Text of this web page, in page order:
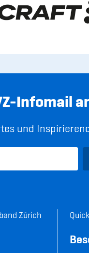
Infomail
und
Zürich